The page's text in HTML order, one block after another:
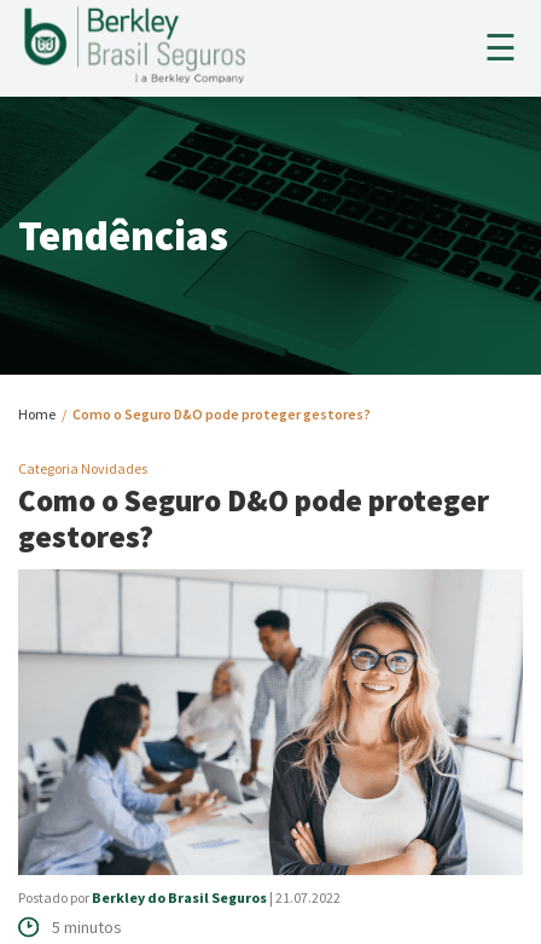
☰
×
HOME
A BERKLEY
SEGUROS
CADASTRO CORRETOR
LOGIN
FALE COM A BERKLEY | Canais de atendimento
Tendências
Home / Como o Seguro D&O pode proteger gestores?
Categoria Novidades
Como o Seguro D&O pode proteger
gestores?
Postado por Berkley do Brasil Seguros | 21.07.2022
5 minutos